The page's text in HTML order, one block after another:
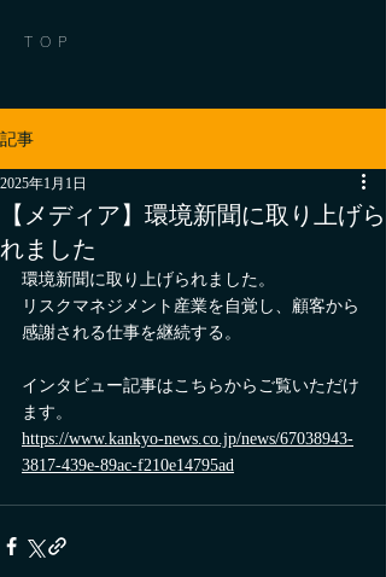
TOP
記事
【メディア】環境新聞に取り上げら
れました
2025年1月1日
環境新聞に取り上げられました。
リスクマネジメント産業を自覚し、顧客から
感謝される仕事を継続する。
インタビュー記事はこちらからご覧いただけ
ます。
https://www.kankyo-news.co.jp/news/67038943-
3817-439e-89ac-f210e14795ad